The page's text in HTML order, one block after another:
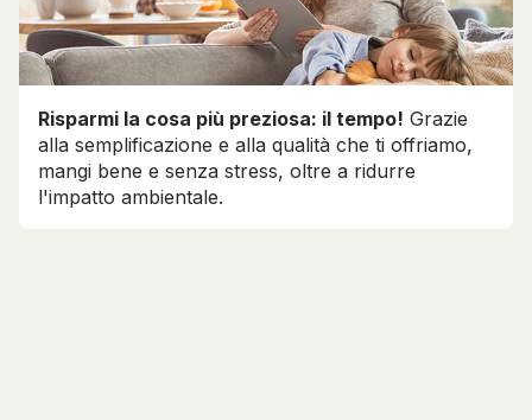
Risparmi la cosa più preziosa: il tempo! Grazie
alla semplificazione e alla qualità che ti offriamo,
mangi bene e senza stress, oltre a ridurre
l'impatto ambientale.